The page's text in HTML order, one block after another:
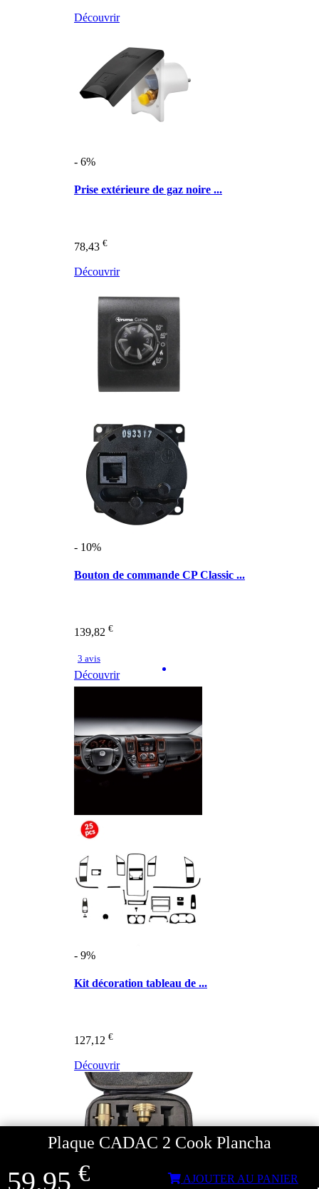
Découvrir
- 6%
Prise extérieure de gaz noire ...
78,43 €
Découvrir
- 10%
Bouton de commande CP Classic ...
139,82 €
3 avis
Découvrir
- 9%
Kit décoration tableau de ...
127,12 €
Découvrir
Plaque CADAC 2 Cook Plancha
59,95 € AJOUTER AU PANIER